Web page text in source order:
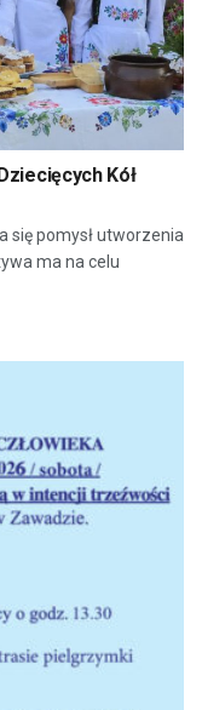
Kół
się pomysł utworzenia
ma na celu